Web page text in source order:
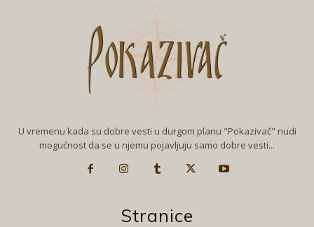
U vremenu kada su dobre vesti u durgom planu "Pokazivač" nudi
mogućnost da se u njemu pojavljuju samo dobre vesti...
Stranice